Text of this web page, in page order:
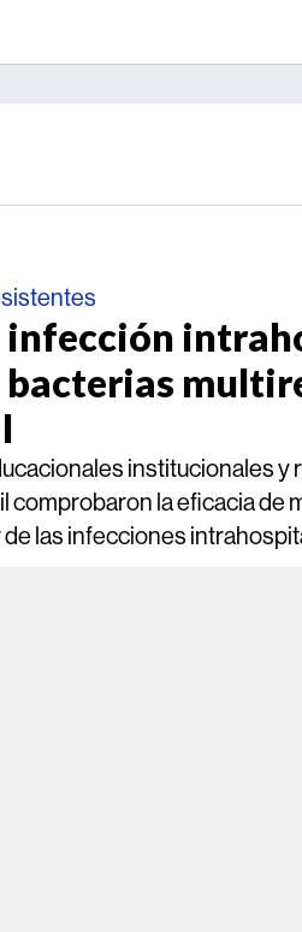
infección
institucionales
comprobaron la eficacia de
las infecciones